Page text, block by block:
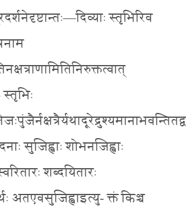
स्तृभिरिव
स्तृभिः
सुजिह्वाः शोभनजिह्वाः
शब्दयितारः
अतएवसुजिह्वाइत्यु- क्तं किञ्च